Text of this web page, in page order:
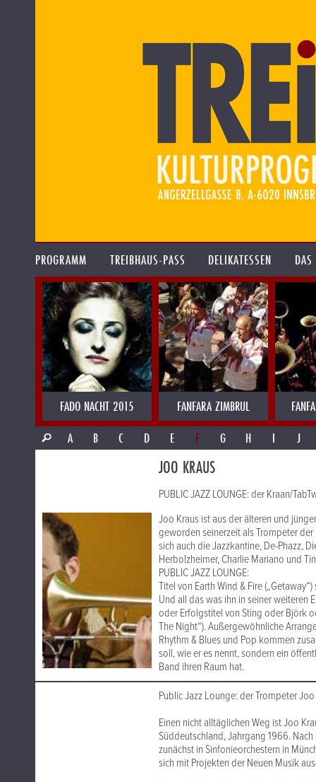
PROGRAMM TREIBHAUS-PASS DELIKATESSEN
FADO NACHT 2015 FANFARA ZIMBRUL
A
B C D E F G H I J
JOO KRAUS
PUBLIC JAZZ LOUNGE: der Kraan/
Joo Kraus ist aus der älteren und
geworden seinerzeit als Trompeter
sich auch die Jazzkantine, De-Phazz,
Herbolzheimer, Charlie Mariano und
PUBLIC JAZZ LOUNGE:
Titel von Earth Wind & Fire
Und all das was ihn in seiner weiteren
oder Erfolgstitel von Sting oder Björk
The Night“). Außergewöhnliche
Rhythm & Blues und Pop kommen
soll, wie er es nennt, sondern ein
Band ihren Raum hat.
Public Jazz Lounge: der Trompeter
Einen nicht alltäglichen Weg ist Joo
Süddeutschland, Jahrgang 1966.
zunächst in Sinfonieorchestern in
sich mit Projekten der Neuen Musik